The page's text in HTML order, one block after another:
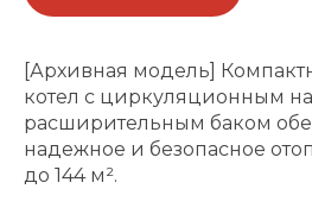
[Архивная модель]
котел с циркуляционным
расширительным баком
надежное и безопасное
до 144 м².